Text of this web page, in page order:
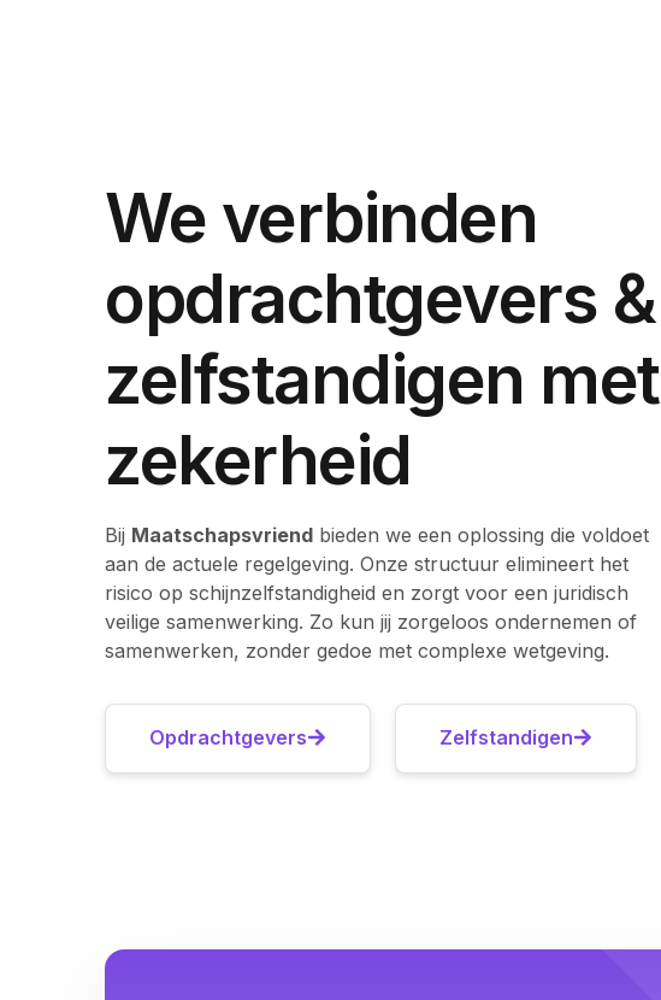
We verbinden
opdrachtgevers &
zelfstandigen met
zekerheid
Bij Maatschapsvriend bieden we een oplossing die voldoet
aan de actuele regelgeving. Onze structuur elimineert het
risico op schijnzelfstandigheid en zorgt voor een juridisch
veilige samenwerking. Zo kun jij zorgeloos ondernemen of
samenwerken, zonder gedoe met complexe wetgeving.
Opdrachtgevers Zelfstandigen